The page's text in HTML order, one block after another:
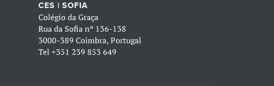
CES | SOFIA
Colégio da Graça
Rua da Sofia nº 136-138
3000-389 Coimbra, Portugal
Tel +351 239 853 649